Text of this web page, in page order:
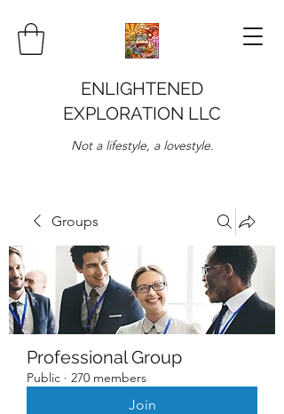
ENLIGHTENED
EXPLORATION LLC
Not a lifestyle, a lovestyle.
Groups
Professional Group
Public · 270 members
Join